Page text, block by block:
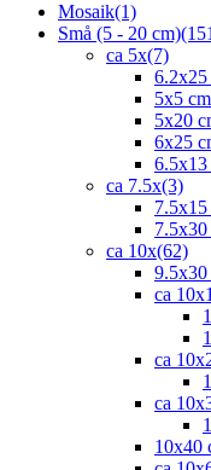
Mosaik(1)
Små (5 - 20 cm)
ca 5x(7)
6.2x25
5x5 cm
5x20
6x25
6.5x13
ca 7.5x(3)
7.5x15
7.5x30
ca 10x(62)
9.5x30
ca
ca
ca
10x40